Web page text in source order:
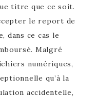
titre que ce soit.
le report de
dans ce cas le
Malgré
numériques,
qu’à la
accidentelle,